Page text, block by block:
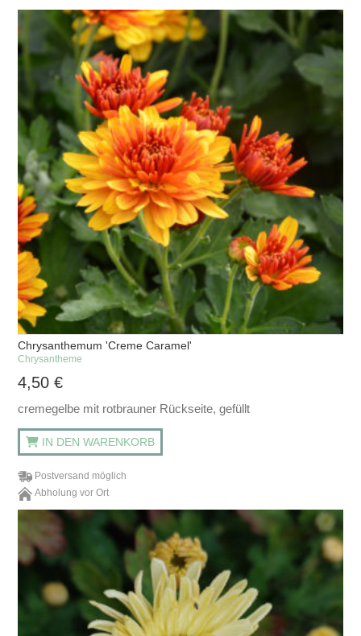
Chrysanthemum 'Creme Caramel'
Chrysantheme
4,50€
cremegelbe mit rotbrauner Rückseite, gefüllt
IN DEN WARENKORB
Postversand möglich
Abholung vor Ort